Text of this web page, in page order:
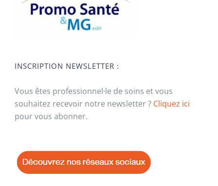
INSCRIPTION NEWSLETTER :
Vous êtes professionnel·le de soins et vous
souhaitez recevoir notre newsletter ? Cliquez ici
pour vous abonner.